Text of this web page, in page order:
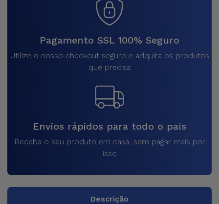
Pagamento SSL 100% Seguro
Utilize o nosso checkout seguro e adquira os produtos
que precisa
Envios rápidos para todo o país
Receba o seu produto em casa, sem pagar mais por
isso
Descrição